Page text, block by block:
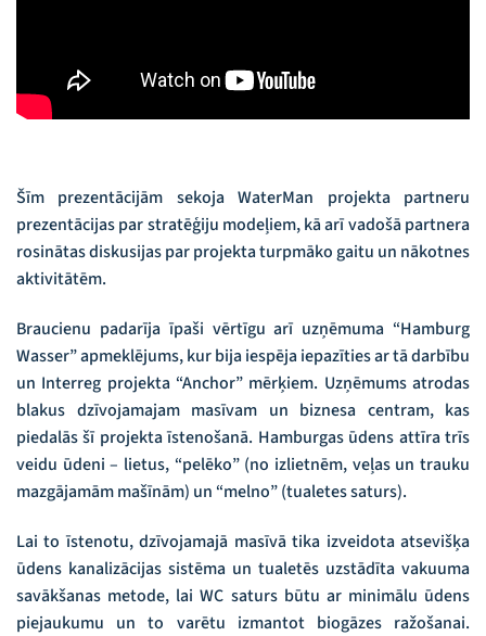
Šīm prezentācijām sekoja WaterMan projekta partneru
prezentācijas par stratēģiju modeļiem, kā arī vadošā partnera
rosinātas diskusijas par projekta turpmāko gaitu un nākotnes
aktivitātēm.
Braucienu padarīja īpaši vērtīgu arī uzņēmuma “Hamburg
Wasser” apmeklējums, kur bija iespēja iepazīties ar tā darbību
un Interreg projekta “Anchor” mērķiem. Uzņēmums atrodas
blakus dzīvojamajam masīvam un biznesa centram, kas
piedalās šī projekta īstenošanā. Hamburgas ūdens attīra trīs
veidu ūdeni – lietus, “pelēko” (no izlietnēm, veļas un trauku
mazgājamām mašīnām) un “melno” (tualetes saturs).
Lai to īstenotu, dzīvojamajā masīvā tika izveidota atsevišķa
ūdens kanalizācijas sistēma un tualetēs uzstādīta vakuuma
savākšanas metode, lai WC saturs būtu ar minimālu ūdens
piejaukumu un to varētu izmantot biogāzes ražošanai.